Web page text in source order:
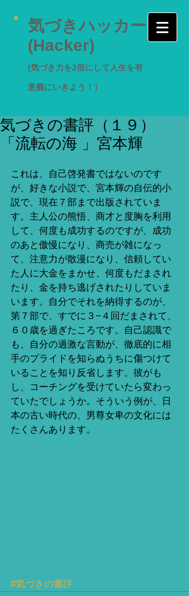
気づきハッカー
(Hacker)
(気づき力を2倍にして人生を有
意義にいきよう！）
気づきの書評（１９）
「流転の海 」宮本輝
これは、自己啓発書ではないのです
が、好きな小説で、宮本輝の自伝的小
説で、現在７部まで出版されていま
す。主人公の熊悟、商才と度胸を利用
して、何度も成功するのですが、成功
のあと傲慢になり、商売が雑になっ
て、注意力が散漫になり、信頼してい
た人に大金をまかせ、何度もだまされ
たり、金を持ち逃げされたりしていま
います。自分でそれを納得するのが、
第７部で、すでに３−４回だまされて、
６０歳を過ぎたころです。自己認識で
も、自分の過激な言動が、徹底的に相
手のプライドを知らぬうちに傷つけて
いることを知り反省します。彼がも
し、コーチングを受けていたら変わっ
ていたでしょうか。そういう例が、日
本の古い時代の、男尊女卑の文化には
たくさんあります。
#気づきの書評